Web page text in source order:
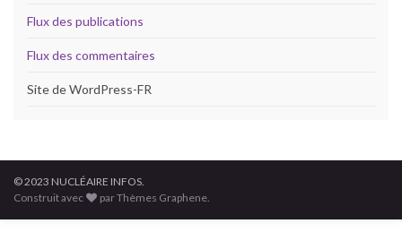
Flux des publications
Flux des commentaires
Site de WordPress-FR
© 2023 NUCLÉAIRE INFOS.
Construit avec
par Thèmes Graphene.